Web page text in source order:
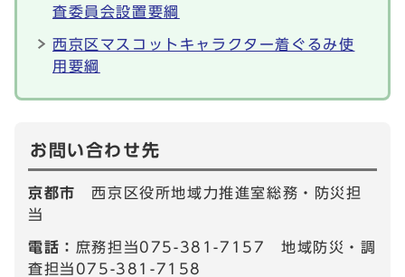
査委員会設置要綱
西京区マスコットキャラクター着ぐるみ使
用要綱
お問い合わせ先
京都市西京区役所地域力推進室総務・防災担
当
電話： 庶務担当075-381-7157 地域防災・調
査担当075-381-7158